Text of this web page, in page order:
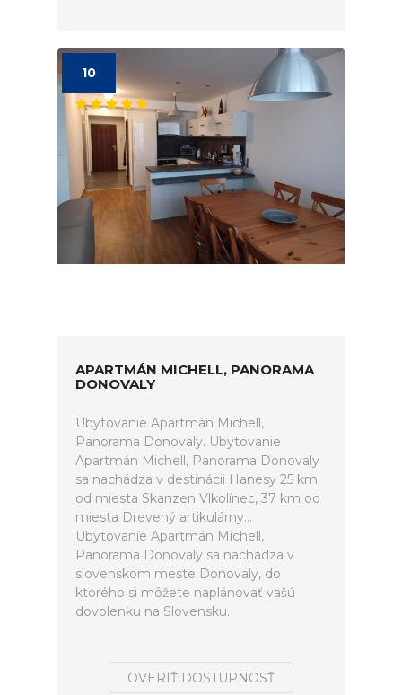
10
APARTMÁN MICHELL, PANORAMA
DONOVALY
Ubytovanie Apartmán Michell,
Panorama Donovaly. Ubytovanie
Apartmán Michell, Panorama Donovaly
sa nachádza v destinácii Hanesy 25 km
od miesta Skanzen Vlkolínec, 37 km od
miesta Drevený artikulárny...
Ubytovanie Apartmán Michell,
Panorama Donovaly sa nachádza v
slovenskom meste Donovaly, do
ktorého si môžete naplánovať vašú
dovolenku na Slovensku.
OVERIŤ DOSTUPNOSŤ